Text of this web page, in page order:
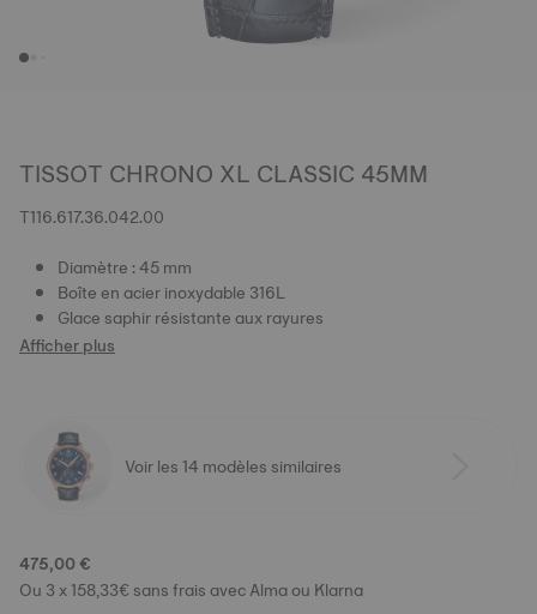
TISSOT CHRONO XL CLASSIC 45MM
T116.617.36.042.00
Diamètre : 45 mm
Boîte en acier inoxydable 316L
Glace saphir résistante aux rayures
Afficher plus
Voir les 14 modèles similaires
475,00 €
Ou 3 x 158,33€ sans frais avec Alma ou Klarna